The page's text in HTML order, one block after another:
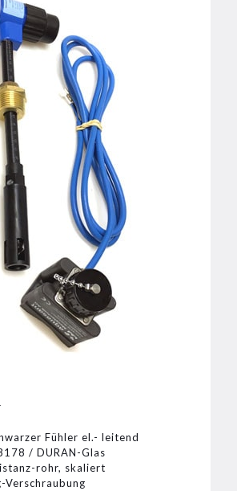
Fühler el.- leitend
/ DURAN-Glas
rohr, skaliert
Verschraubung